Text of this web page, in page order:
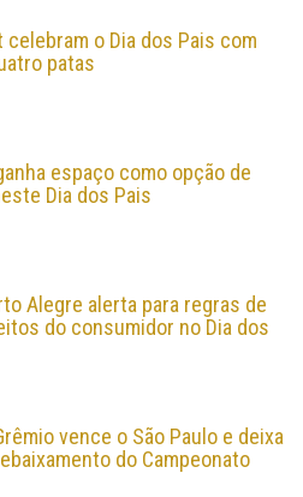
celebram o Dia dos Pais com
patas
espaço como opção de
Dia dos Pais
Alegre alerta para regras de
do consumidor no Dia dos
vence o São Paulo e deixa
do Campeonato